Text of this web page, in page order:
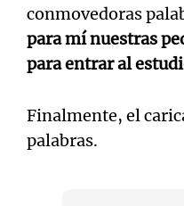
conmovedoras
para mí nuestras
para entrar al
Finalmente, el
palabras.